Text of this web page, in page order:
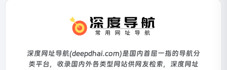
深度网址导航(deepdhai.com)是国内首屈一指的导航分
类平台，收录国内外各类型网站供网友检索，深度网址